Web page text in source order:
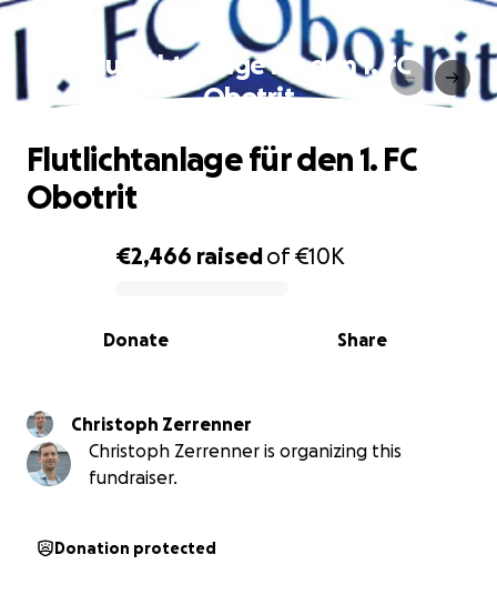
Flutlichtanlage für den 1. FC
Obotrit
0% complete
€2,466 raisedof€10K
Share
Donate
Flutlichtanlage für den 1. FC
Obotrit
Christoph Zerrenner
Christoph Zerrenner is organizing this
fundraiser.
Donation protected